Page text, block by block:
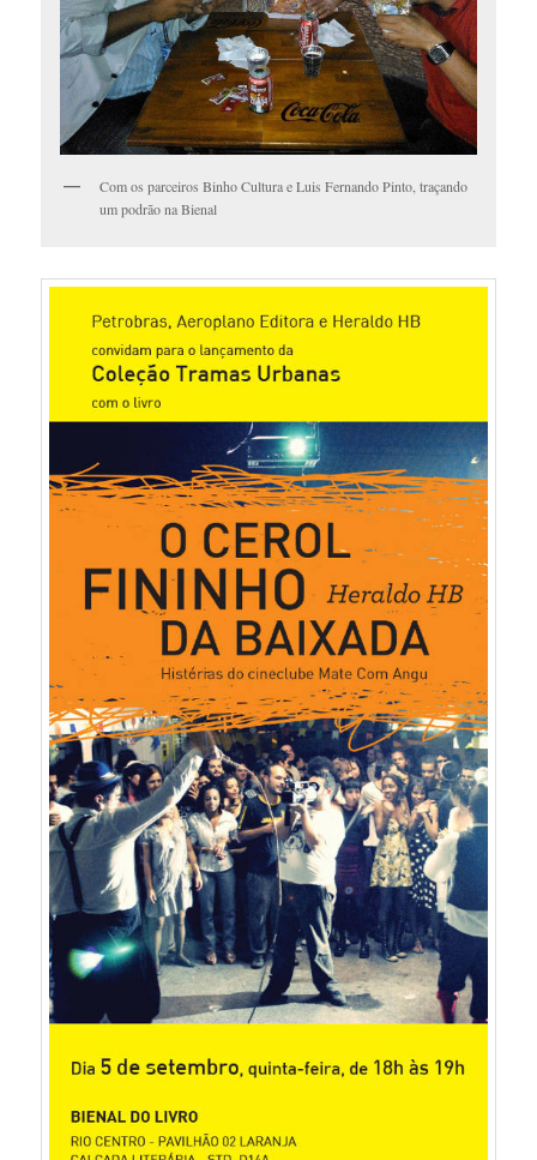
Com os parceiros Binho Cultura e Luis Fernando Pinto, traçando
um podrão na Bienal